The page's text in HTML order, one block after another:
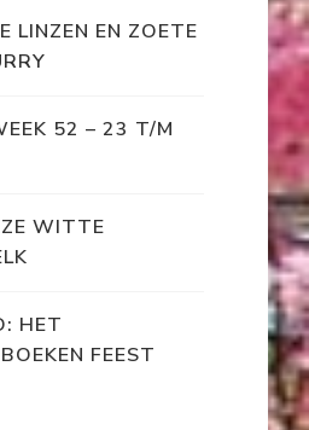
LINZEN EN ZOETE
52 – 23 T/M
WITTE
HET
FEEST